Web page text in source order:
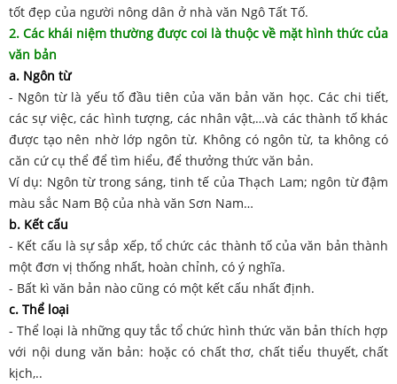
tốt đẹp của người nông dân ở nhà văn Ngô Tất Tố.
2. Các khái niệm thường được coi là thuộc về mặt hình thức của
văn bản
a. Ngôn từ
- Ngôn từ là yếu tố đầu tiên của văn bản văn học. Các chi tiết,
các sự việc, các hình tượng, các nhân vật,…và các thành tố khác
được tạo nên nhờ lớp ngôn từ. Không có ngôn từ, ta không có
căn cứ cụ thể để tìm hiểu, để thưởng thức văn bản.
Ví dụ: Ngôn từ trong sáng, tinh tế của Thạch Lam; ngôn từ đậm
màu sắc Nam Bộ của nhà văn Sơn Nam…
b. Kết cấu
- Kết cấu là sự sắp xếp, tổ chức các thành tố của văn bản thành
một đơn vị thống nhất, hoàn chỉnh, có ý nghĩa.
- Bất kì văn bản nào cũng có một kết cấu nhất định.
c. Thể loại
- Thể loại là những quy tắc tổ chức hình thức văn bản thích hợp
với nội dung văn bản: hoặc có chất thơ, chất tiểu thuyết, chất
kịch,..